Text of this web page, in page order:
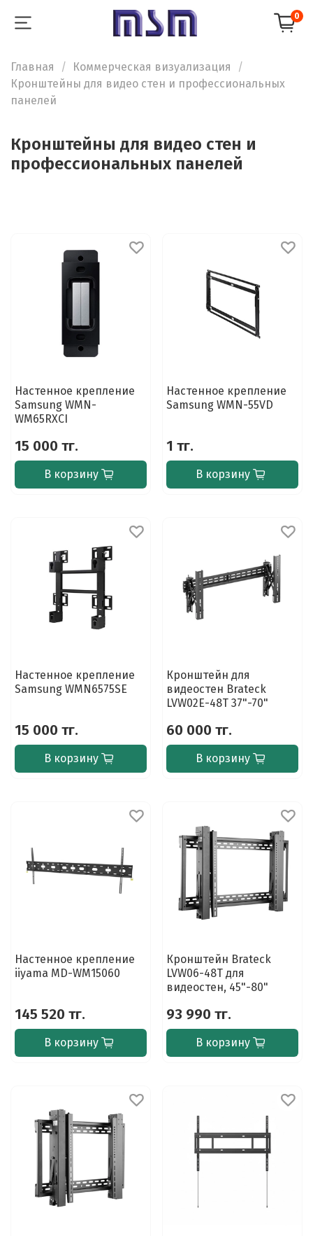
0
Главная
Коммерческая визуализация
Кронштейны для видео стен и профессиональных
панелей
Кронштейны для видео стен и
профессиональных панелей
Настенное крепление
Samsung WMN-
WM65RXCI
15 000 тг.
В корзину
Настенное крепление
Samsung WMN-55VD
1 тг.
В корзину
Настенное крепление
Samsung WMN6575SE
15 000 тг.
В корзину
Кронштейн для
видеостен Brateck
LVW02E-48T 37"-70"
60 000 тг.
В корзину
Настенное крепление
iiyama MD-WM15060
145 520 тг.
В корзину
Кронштейн Brateck
LVW06-48T для
видеостен, 45"-80"
93 990 тг.
В корзину